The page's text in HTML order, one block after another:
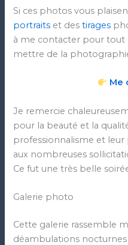
Si ces photos vous
portraits et destirages
à me contacter pour
mettre de la
Me
Je remercie
pour la beauté et la
professionnalisme et leur
aux nombreuses
Ce fut une très belle
Galerie photo
Cette galerie rassemble
déambulations